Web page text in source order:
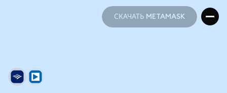
СКАЧАТЬ METAMASK